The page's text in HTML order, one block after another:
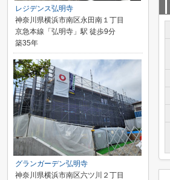
レジデンス弘明寺
神奈川県横浜市南区永田南１丁目
京急本線「弘明寺」駅 徒歩9分
築35年
グランガーデン弘明寺
神奈川県横浜市南区六ツ川２丁目